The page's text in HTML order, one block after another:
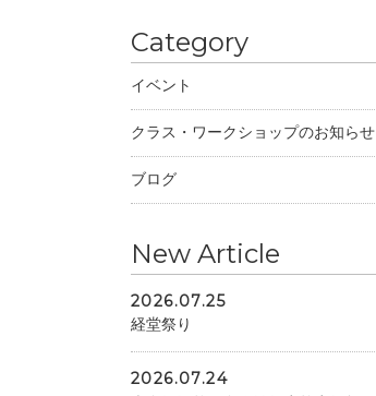
Category
イベント
クラス・ワークショップのお知らせ
ブログ
New Article
2026.07.25
経堂祭り
2026.07.24